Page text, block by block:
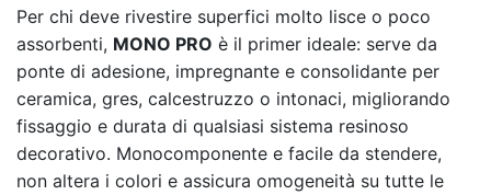
Per chi deve rivestire superfici molto lisce o poco
assorbenti, MONO PRO è il primer ideale: serve da
ponte di adesione, impregnante e consolidante per
ceramica, gres, calcestruzzo o intonaci, migliorando
fissaggio e durata di qualsiasi sistema resinoso
decorativo. Monocomponente e facile da stendere,
non altera i colori e assicura omogeneità su tutte le